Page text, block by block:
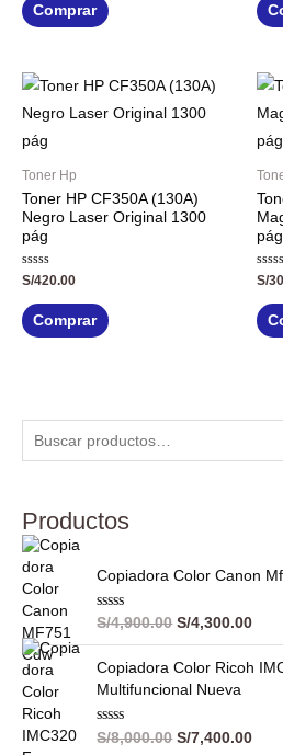
de
5 Comprar
de
5
Toner Hp
Toner HP CF350A (130A)
Negro Laser Original 1300
pág
Valorado
de
5
S/420.00
Comprar
pág
de
5
S/
Productos
Copiadora Color Canon
V
l
o
a
d
o
c
S/4,900.00 S/4,300.00
Copiadora Color Ricoh
Multifuncional Nueva
V
S/8,000.00 S/7,400.00